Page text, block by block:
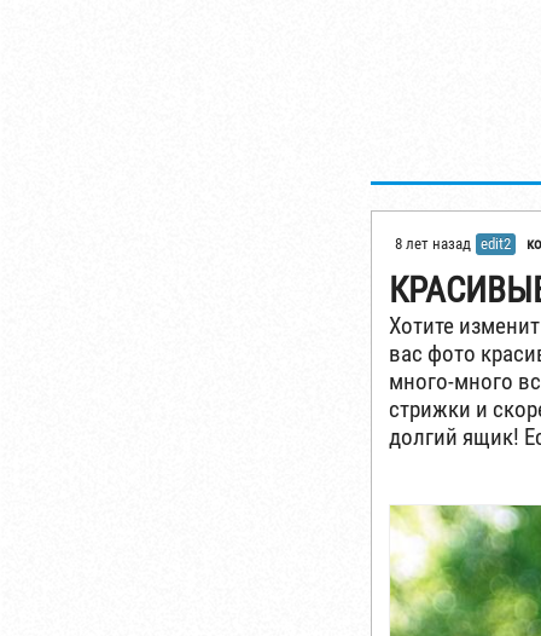
8 лет назад edit2
Хотите
вас фото
много-много
стрижки и
долгий ящик!